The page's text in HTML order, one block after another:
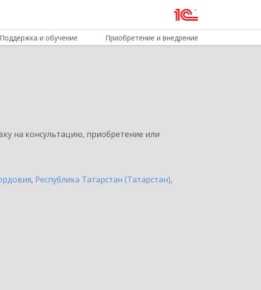
Поддержка и обучение Приобретение и внедрение
на консультацию, приобретение или
, Республика Татарстан (Татарстан),